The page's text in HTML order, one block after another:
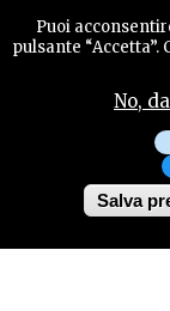
Puoi
pulsante
No,
Salva
CONTACTS